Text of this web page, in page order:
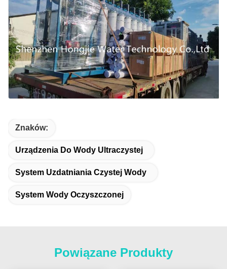
Znaków:
Urządzenia Do Wody Ultraczystej
System Uzdatniania Czystej Wody
System Wody Oczyszczonej
Powiązane Produkty